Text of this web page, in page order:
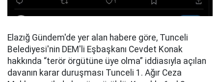
Elazığ Gündem'de yer alan habere göre, Tunceli
Belediyesi'nin DEM'li Eşbaşkanı Cevdet Konak
hakkında “terör örgütüne üye olma” iddiasıyla açılan
davanın karar duruşması Tunceli 1. Ağır Ceza